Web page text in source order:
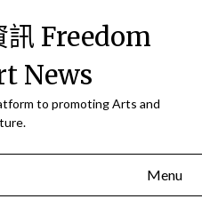
訊 Freedom
News
to promoting Arts and
Menu